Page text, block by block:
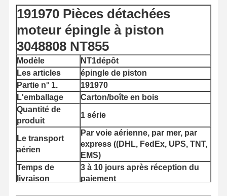
191970 Pièces détachées
moteur épingle à piston
3048808 NT855
Modèle
NT1dépôt
Les articles
épingle de piston
Partie n° 1.
191970
L'emballage
Carton/boîte en bois
Quantité de
produit
1 série
Le transport
aérien
Par voie aérienne, par mer, par
express ((DHL, FedEx, UPS, TNT,
EMS)
Temps de
livraison
3 à 10 jours après réception du
paiement